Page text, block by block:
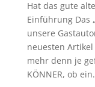
Hat das gute
Einführung Das
unsere
neuesten
mehr denn je
KÖNNER, ob